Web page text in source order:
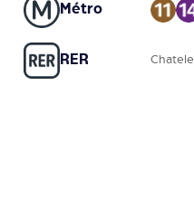
Métro
RER